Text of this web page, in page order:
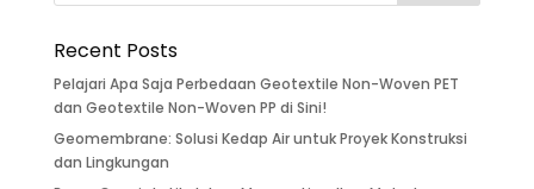
Recent Posts
Pelajari Apa Saja Perbedaan Geotextile Non-Woven PET
dan Geotextile Non-Woven PP di Sini!
Geomembrane: Solusi Kedap Air untuk Proyek Konstruksi
dan Lingkungan